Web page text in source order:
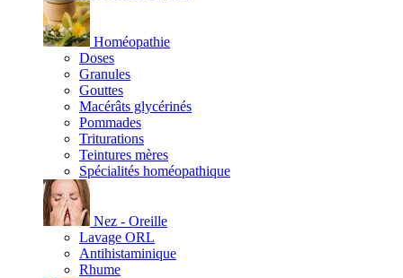
Homéopathie
Doses
Granules
Gouttes
Macérâts glycérinés
Pommades
Triturations
Teintures mères
Spécialités homéopathique
Nez - Oreille
Lavage ORL
Antihistaminique
Rhume